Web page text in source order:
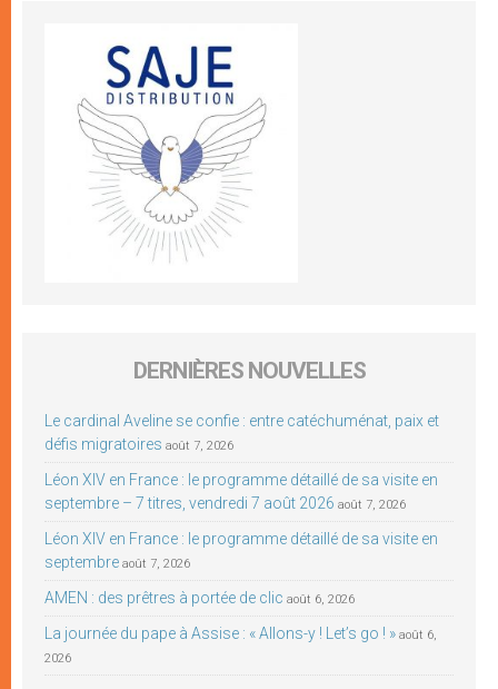
DERNIÈRES NOUVELLES
Le cardinal Aveline se confie : entre catéchuménat, paix et
défis migratoires août 7, 2026
Léon XIV en France : le programme détaillé de sa visite en
septembre – 7 titres, vendredi 7 août 2026 août 7, 2026
Léon XIV en France : le programme détaillé de sa visite en
septembre août 7, 2026
AMEN : des prêtres à portée de clic août 6, 2026
La journée du pape à Assise : « Allons-y ! Let’s go ! » août 6,
2026